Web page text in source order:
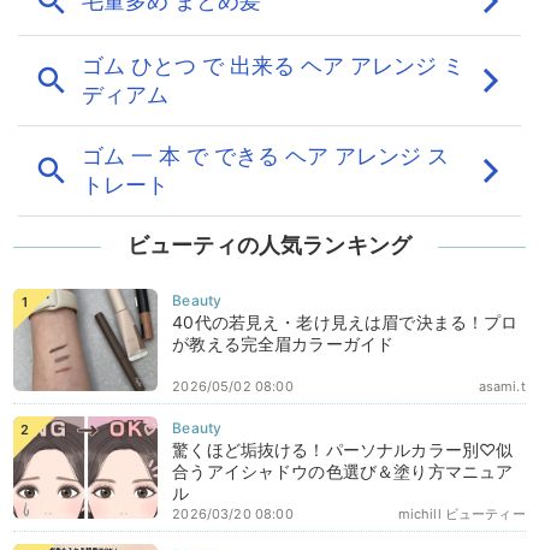
ビューティの人気ランキング
40代の若見え・老け見えは眉で決まる！プロ
が教える完全眉カラーガイド
asami.t
2026/05/02 08:00
驚くほど垢抜ける！パーソナルカラー別♡似
合うアイシャドウの色選び＆塗り方マニュア
ル
michill ビューティー
2026/03/20 08:00